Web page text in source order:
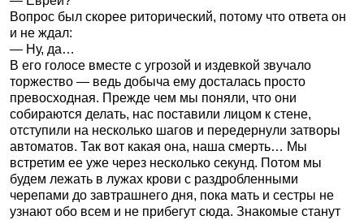
Вопрос был скорее риторический, потому что ответа он
и не ждал:
— Ну, да…
В его голосе вместе с угрозой и издевкой звучало
торжество — ведь добыча ему досталась просто
превосходная. Прежде чем мы поняли, что они
собираются делать, нас поставили лицом к стене,
отступили на несколько шагов и передернули затворы
автоматов. Так вот какая она, наша смерть… Мы
встретим ее уже через несколько секунд. Потом мы
будем лежать в лужах крови с раздробленными
черепами до завтрашнего дня, пока мать и сестры не
узнают обо всем и не прибегут сюда. Знакомые станут